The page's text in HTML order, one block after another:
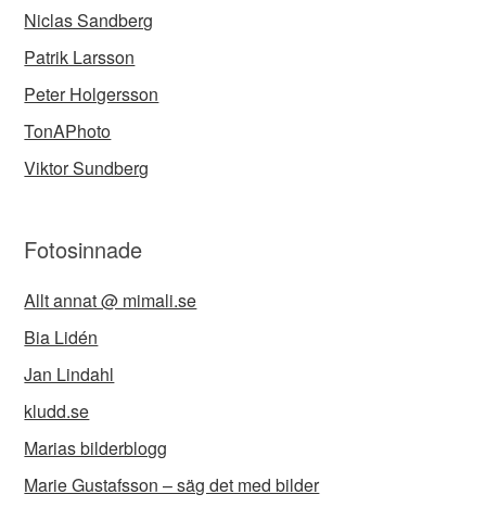
Niclas Sandberg
Patrik Larsson
Peter Holgersson
TonAPhoto
Viktor Sundberg
Fotosinnade
Allt annat @ mimali.se
Bia Lidén
Jan Lindahl
kludd.se
Marias bilderblogg
Marie Gustafsson – säg det med bilder